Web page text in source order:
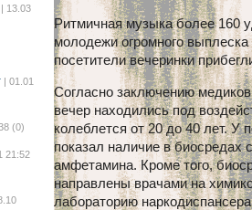
| 13.03
| 01.01
(0)
21:52
Ритмичная музыка более 160
молодежи огромного выплеска
посетители вечеринки
Согласно заключению
вечер находились под
колеблется от 20 до 40 лет. У
показал наличие в биосредах
амфетамина. Кроме того,
направлены врачами на
лабораторию